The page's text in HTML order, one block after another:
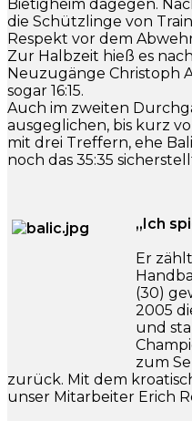
Bietigheim dagegen.
die Schützlinge von
Respekt vor dem
Zur Halbzeit hieß es
Neuzugänge Christoph
sogar 16:15.
Auch im zweiten
ausgeglichen, bis kurz
mit drei Treffern, ehe
noch das 35:35
„Ich
Er
(30)
2005
und
zum
zurück. Mit dem
unser Mitarbeiter Erich